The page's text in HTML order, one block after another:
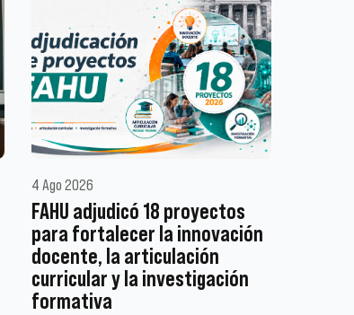
4 Ago 2026
FAHU adjudicó 18 proyectos
para fortalecer la innovación
docente, la articulación
curricular y la investigación
formativa